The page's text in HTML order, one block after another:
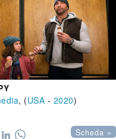
) , (USA - 2020)
Scheda »